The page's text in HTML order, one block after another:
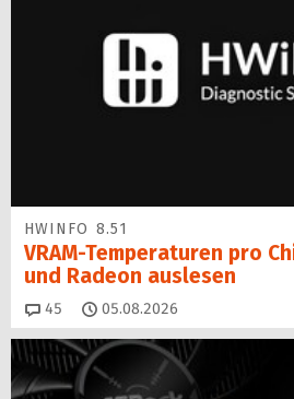
HWINFO 8.51
VRAM-Temperaturen pro
und Radeon auslesen
45 Kommentare
05.08.2026